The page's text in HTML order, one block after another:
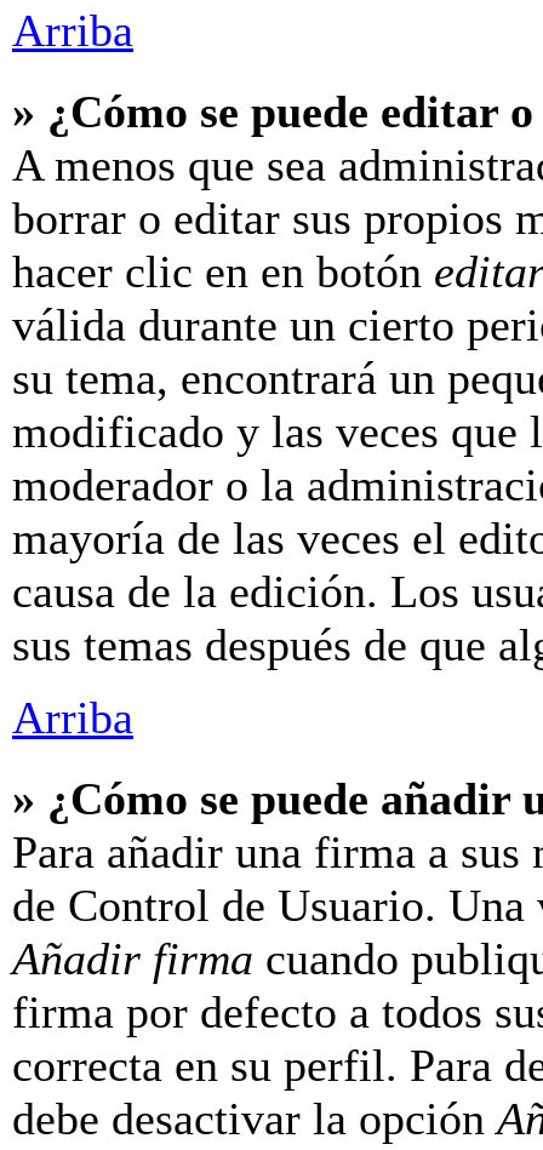
Arriba
» ¿Cómo se puede editar
A menos que sea
borrar o editar sus propios
hacer clic en en botón
válida durante un cierto
su tema, encontrará un
modificado y las veces que
moderador o la
mayoría de las veces el
causa de la edición. Los
sus temas después de que
Arriba
» ¿Cómo se puede añadir
Para añadir una firma a sus
de Control de Usuario.
Añadir firma cuando
firma por defecto a todos
correcta en su perfil. Para
debe desactivar la opción